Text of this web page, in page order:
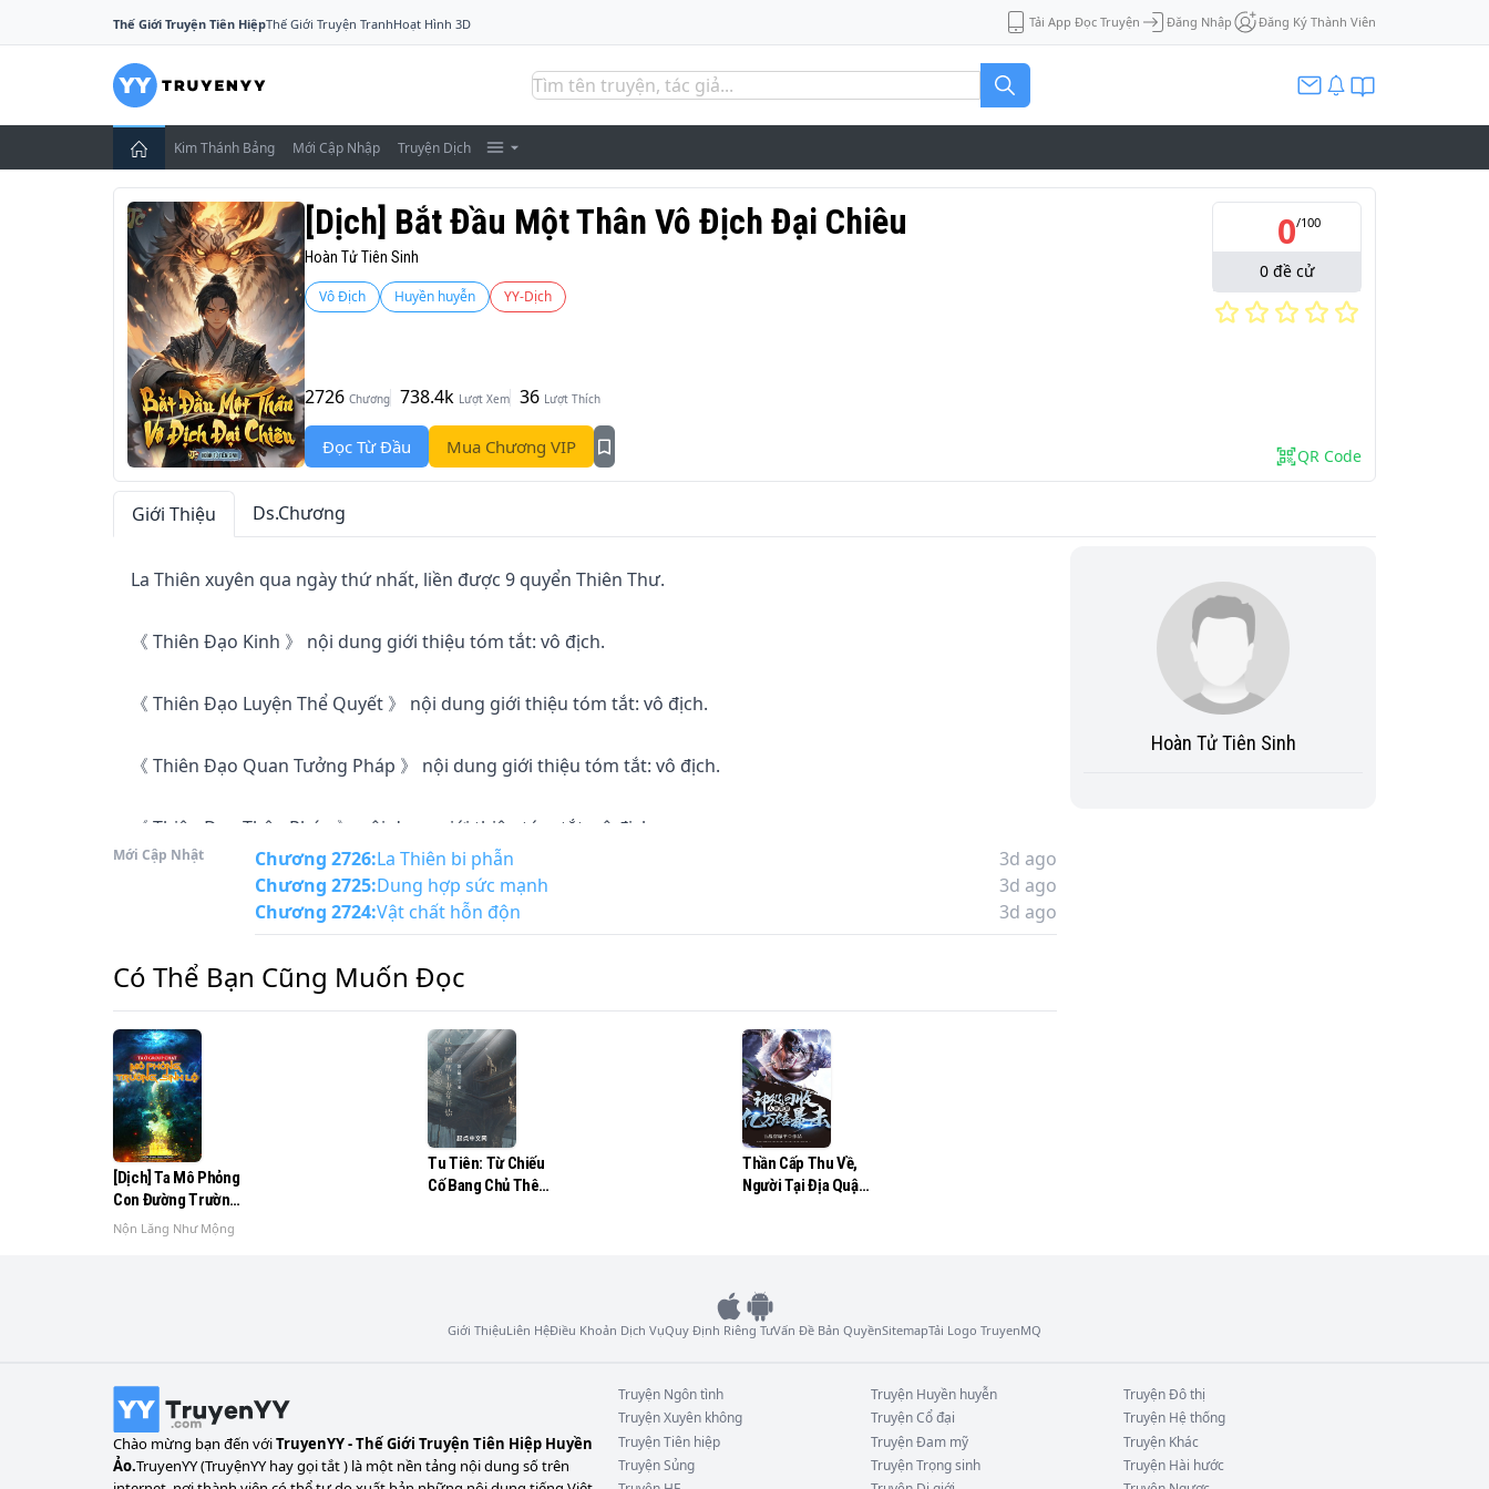
Thế Giới Truyện Tiên HiệpThế Giới Truyện TranhHoạt Hình 3D Tải App Đọc Truyện Đăng Nhập Đăng Ký Thành Viên
Kim Thánh Bảng Mới Cập Nhập Truyện Dịch
[Dịch] Bắt Đầu Một Thân Vô Địch Đại Chiêu
Hoàn Tử Tiên Sinh
Vô Địch Huyền huyễn YY-Dịch
2726 Chương 738.4k Lượt Xem 36 Lượt Thích
Đọc Từ Đầu Mua Chương VIP
0/100
0 đề cử
QR Code
Giới Thiệu Ds.Chương
La Thiên xuyên qua ngày thứ nhất, liền được 9 quyển Thiên Thư.
《 Thiên Đạo Kinh 》 nội dung giới thiệu tóm tắt: vô địch.
《 Thiên Đạo Luyện Thể Quyết 》 nội dung giới thiệu tóm tắt: vô địch.
《 Thiên Đạo Quan Tưởng Pháp 》 nội dung giới thiệu tóm tắt: vô địch.
《 Thiên Đạo Thân Pháp 》 nội dung giới thiệu tóm tắt: vô địch.
《 Thiên Đạo Kiếm Pháp 》 nội dung giới thiệu tóm tắt: vô địch
Bắt đầu chính là một thân chung cực vô địch đại chiêu cái gì trải nghiệm? La Thiên: tạ yêu, người đang
huyễn hoặc, Chư Thiên vô địch. Ta người này a, không có gì đặc điểm, chỉ là bình thường vô địch mà thôi.
Mới Cập Nhật Chương 2726:La Thiên bi phẫn
3d ago
Chương 2725:Dung hợp sức mạnh
3d ago
Chương 2724:Vật chất hỗn độn 3d ago
Có Thể Bạn Cũng Muốn Đọc
[Dịch] Ta Mô Phỏng
Con Đường Trường
Sinh Trong Nhóm
Nộn Lăng Như Mộng
Tu Tiên: Từ Chiếu
Cố Bang Chủ Thê
Thần Cấp Thu Về,
Người Tại Địa Quật,
Hoàn Tử Tiên Sinh
Giới ThiệuLiên HệĐiều Khoản Dịch VụQuy Định Riêng TưVấn Đề Bản QuyềnSitemapTải Logo TruyenMQ
Chào mừng bạn đến vớiTruyenYY - Thế Giới Truyện Tiên Hiệp Huyền
Ảo.TruyenYY (TruyệnYY hay gọi tắt ) là một nền tảng nội dung số trên
Truyện Ngôn tình Truyện Huyền huyễn TruyệnĐô thị
TruyệnXuyên không TruyệnCổ đại Truyện Hệ thống
TruyệnTiên hiệp TruyệnĐam mỹ Truyện Khác
TruyệnSủng TruyệnTrọng sinh Truyện Hài hước